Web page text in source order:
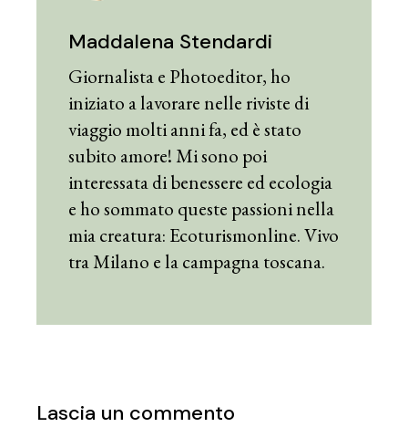
Maddalena Stendardi
Giornalista e Photoeditor, ho
iniziato a lavorare nelle riviste di
viaggio molti anni fa, ed è stato
subito amore! Mi sono poi
interessata di benessere ed ecologia
e ho sommato queste passioni nella
mia creatura: Ecoturismonline. Vivo
tra Milano e la campagna toscana.
Lascia un commento